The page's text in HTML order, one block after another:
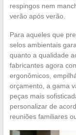
respingos nem
verão após verão.
Para aqueles que
selos ambientais
quanto a qualidade
fabricantes agora
ergonômicos,
orçamento, a gama
peças mais
personalizar de
reuniões familiares